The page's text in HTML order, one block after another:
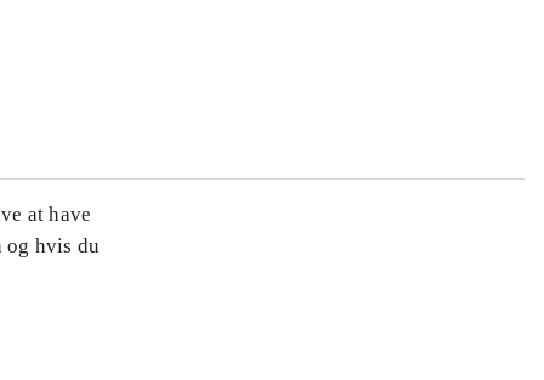
at have
og hvis du